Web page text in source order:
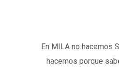
En MILA no hacemos
hacemos porque